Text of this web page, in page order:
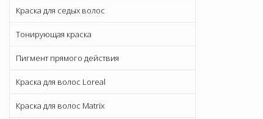
Краска для седых волос
Тонирующая краска
Пигмент прямого действия
Краска для волос Loreal
Краска для волос Matrix